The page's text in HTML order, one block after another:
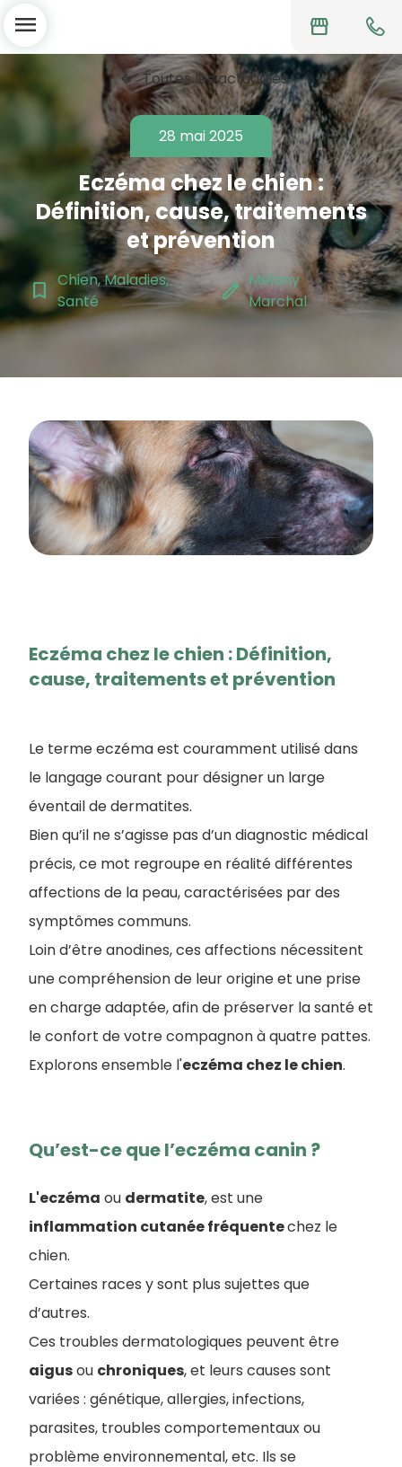
storefront
menu
chevron_left Toutes les actualités
28 mai 2025
Eczéma chez le chien :
Définition, cause, traitements
et prévention
bookmark_border Chien, Maladies,
Santé
edit Mélany
Marchal
Eczéma chez le chien : Définition,
cause, traitements et prévention
Le terme eczéma est couramment utilisé dans
le langage courant pour désigner un large
éventail de dermatites.
Bien qu’il ne s’agisse pas d’un diagnostic médical
précis, ce mot regroupe en réalité différentes
affections de la peau, caractérisées par des
symptômes communs.
Loin d’être anodines, ces affections nécessitent
une compréhension de leur origine et une prise
en charge adaptée, afin de préserver la santé et
le confort de votre compagnon à quatre pattes.
Explorons ensemble l'eczéma chez le chien.
Qu’est-ce que l’eczéma canin ?
L'eczéma ou dermatite, est une
inflammation cutanée fréquentechez le
chien.
Certaines races y sont plus sujettes que
d’autres.
Ces troubles dermatologiques peuvent être
aigusou chroniques, et leurs causes sont
variées : génétique, allergies, infections,
parasites, troubles comportementaux ou
problème environnemental, etc. Ils se